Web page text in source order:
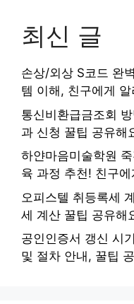
최신 글
손상/외상 S코드 완
템 이해, 친구에게
통신비환급금조회
과 신청 꿀팁 공유해
하얀마음미술학원
육 과정 추천! 친구
오피스텔 취등록세
세 계산 꿀팁 공유해
공인인증서 갱신 시
및 절차 안내, 꿀팁